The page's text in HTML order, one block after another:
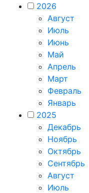
2026
Август
Июль
Июнь
Май
Апрель
Март
Февраль
Январь
2025
Декабрь
Ноябрь
Октябрь
Сентябрь
Август
Июль